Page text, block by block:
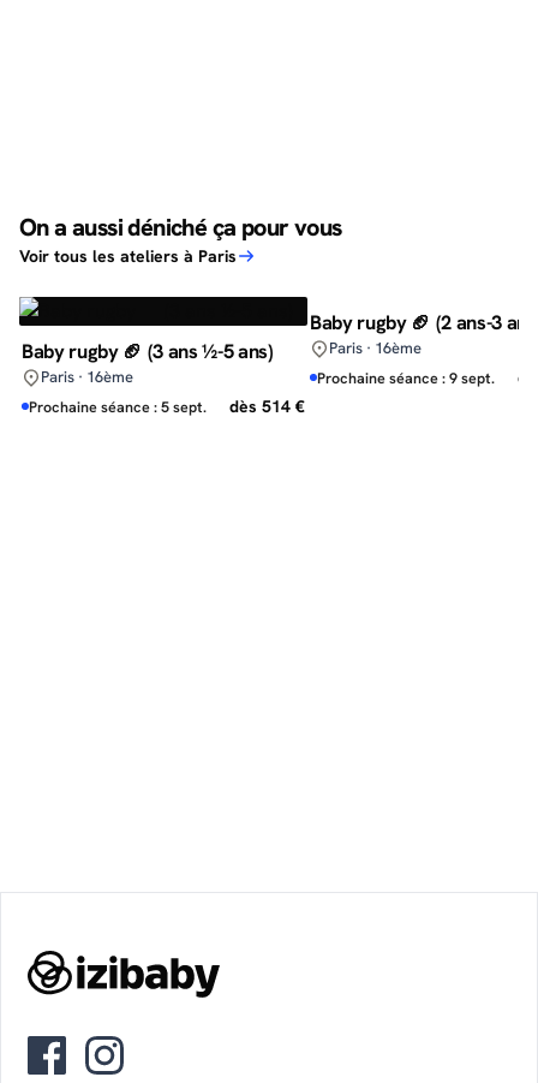
On a aussi déniché ça pour vous
Voir tous les ateliers à Paris
Baby rugby 🏈 (3 ans ½-5 ans)
Paris · 16ème
Prochaine séance : 5 sept.
dès 514 €
Baby rugby 🏈 (2 ans-3
Paris · 16ème
Prochaine séance : 9 sept.